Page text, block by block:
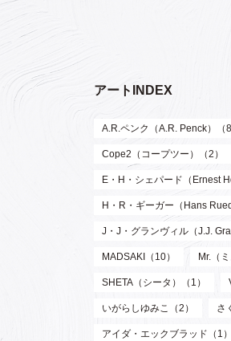
アートINDEX
A.R.ペンク（A.R. Penck）（8
Cope2（コープツー）（2）
E・H・シェパード（Ernest
H・R・ギーガー（Hans
J・J・グランヴィル（J.J.
MADSAKI（10） Mr.（
SHETA（シータ）（1）
いがらしゆみこ（2） さ
アイダ・エックブラッド（1）